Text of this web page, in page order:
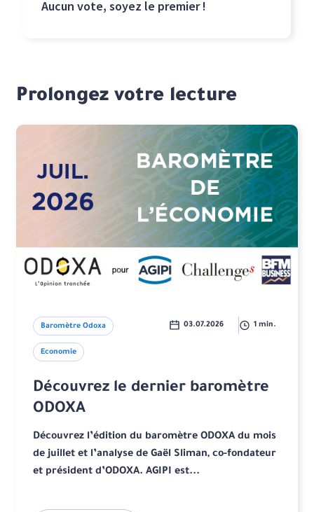
Aucun vote, soyez le premier !
Prolongez votre lecture
Baromètre Odoxa
Economie
03.07.2026 1 min.
Découvrez le dernier baromètre
ODOXA
Découvrez l’édition du baromètre ODOXA du mois
de juillet et l’analyse de Gaël Sliman, co-fondateur
et président d’ODOXA. AGIPI est...